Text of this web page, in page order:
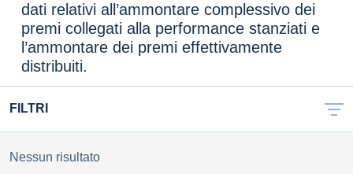
dati relativi all’ammontare complessivo dei
premi collegati alla performance stanziati e
l’ammontare dei premi effettivamente
distribuiti.
FILTRI
Nessun risultato